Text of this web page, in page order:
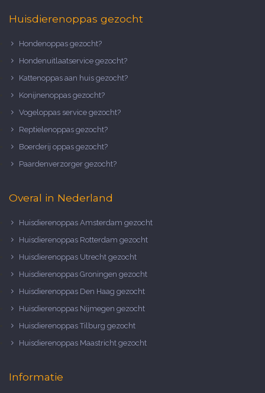
Huisdierenoppas gezocht
Hondenoppas gezocht?
Hondenuitlaatservice gezocht?
Kattenoppas aan huis gezocht?
Konijnenoppas gezocht?
Vogeloppas service gezocht?
Reptielenoppas gezocht?
Boerderij oppas gezocht?
Paardenverzorger gezocht?
Overal in Nederland
Huisdierenoppas Amsterdam gezocht
Huisdierenoppas Rotterdam gezocht
Huisdierenoppas Utrecht gezocht
Huisdierenoppas Groningen gezocht
Huisdierenoppas Den Haag gezocht
Huisdierenoppas Nijmegen gezocht
Huisdierenoppas Tilburg gezocht
Huisdierenoppas Maastricht gezocht
Informatie